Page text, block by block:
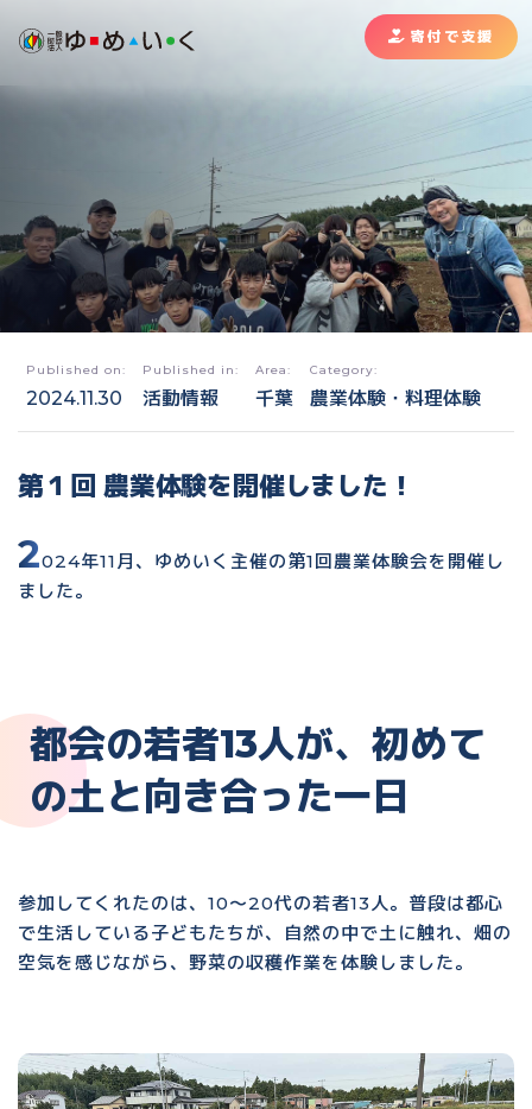
寄付で支援
Published on:
2024.11.30
Published in:
活動情報
Area:
千葉
Category:
農業体験・料理体験
第１回 農業体験を開催しました！
2024年11月、ゆめいく主催の第1回農業体験会を開催し
ました。
都会の若者13人が、初めて
の土と向き合った一日
参加してくれたのは、10〜20代の若者13人。普段は都心
で生活している子どもたちが、自然の中で土に触れ、畑の
空気を感じながら、野菜の収穫作業を体験しました。